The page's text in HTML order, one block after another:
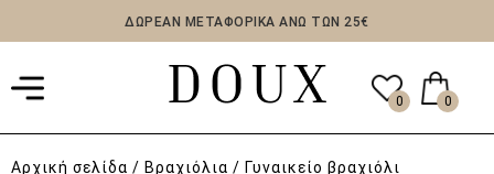
ΔΩΡΕΑΝ ΜΕΤΑΦΟΡΙΚΑ ΑΝΩ ΤΩΝ 25€
0 0
Αρχική σελίδα / Βραχιόλια / Γυναικείο βραχιόλι